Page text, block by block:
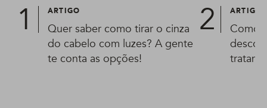
ARTIGO
Quer saber como tirar o cinza
do cabelo com luzes? A gente
te conta as opções!
ARTIGO
Como